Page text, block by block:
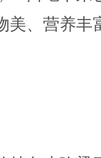
美、营养丰